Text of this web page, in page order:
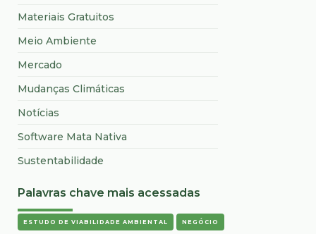
Materiais Gratuitos
Meio Ambiente
Mercado
Mudanças Climáticas
Notícias
Software Mata Nativa
Sustentabilidade
Palavras chave mais acessadas
ESTUDO DE VIABILIDADE AMBIENTAL NEGÓCIO